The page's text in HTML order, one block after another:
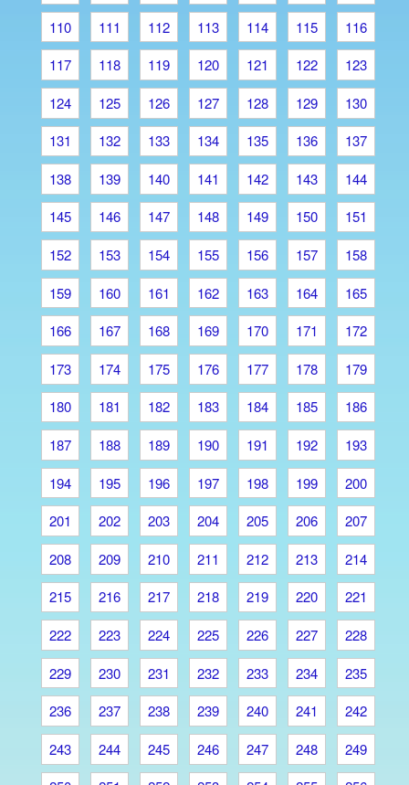
110
111 112 113 114 115
116
117
118 119 120 121 122
123
124
125 126 127 128 129
130
131
132 133 134 135 136
137
138
139 140 141 142 143
144
145
146 147 148 149 150
151
152
153 154 155 156 157
158
159
160 161 162 163 164
165
166
167 168 169 170 171
172
173
174 175 176 177 178
179
180
181 182 183 184 185
186
187
188 189 190 191 192
193
194
195 196 197 198 199
200
201
202 203 204 205 206
207
208
209 210 211 212 213
214
215
216 217 218 219 220
221
222
223 224 225 226 227
228
229
230 231 232 233 234
235
236
237 238 239 240 241
242
243
244 245 246 247 248
249